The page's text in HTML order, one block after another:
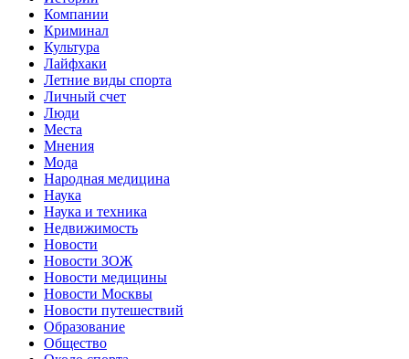
Компании
Криминал
Культура
Лайфхаки
Летние виды спорта
Личный счет
Люди
Места
Мнения
Мода
Народная медицина
Наука
Наука и техника
Недвижимость
Новости
Новости ЗОЖ
Новости медицины
Новости Москвы
Новости путешествий
Образование
Общество